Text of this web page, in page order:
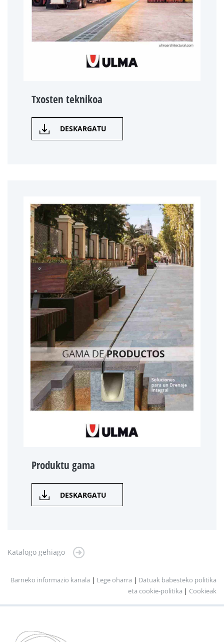
Txosten teknikoa
DESKARGATU
Produktu gama
DESKARGATU
Katalogo gehiago
Barneko informazio kanala | Lege oharra | Datuak babesteko politika
eta cookie-politika | Cookieak